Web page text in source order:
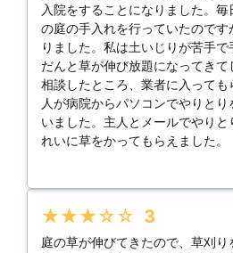
入院をすることになりました。
の庭の手入れを行っていたので
りました。私は土いじりが苦手
だんと草が伸び放題になってき
相談したところ、業者に入って
人が病院からパソコンでやりと
いました。主人とメールでやりと
れいに草をかってもらえました。
★★★★★ 3
庭の草が伸びてきたので、草刈り